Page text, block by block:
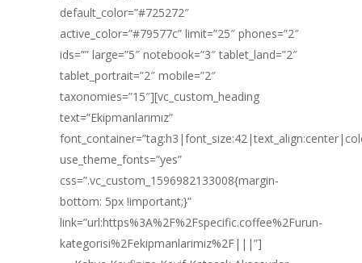
default_color=”#725272″
active_color=”#79577c” limit=”25″ phones=”2″
ids=”” large=”5″ notebook=”3″ tablet_land=”2″
tablet_portrait=”2″ mobile=”2″
taxonomies=”15″][vc_custom_heading
text=”Ekipmanlarımız”
use_theme_fonts=”yes”
css=”.vc_custom_1596982133008{margin-
bottom: 5px !important;}”
link=”url:https%3A%2F%2Fspecific.coffee%2Furun-
kategorisi%2Fekipmanlarimiz%2F|||”]